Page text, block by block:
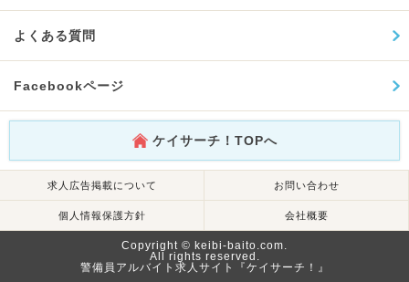
よくある質問
Facebookページ
ケイサーチ！TOPへ
求人広告掲載について お問い合わせ
個人情報保護方針 会社概要
Copyright © keibi-baito.com.
All rights reserved.
警備員アルバイト求人サイト『ケイサーチ！』